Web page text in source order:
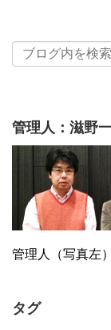
管理人：滋野
管理人（写真左
タグ